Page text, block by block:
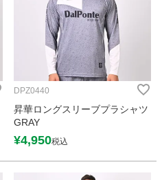
DPZ0440
昇華ロングスリーブプラシャツ
GRAY
¥4,950税込